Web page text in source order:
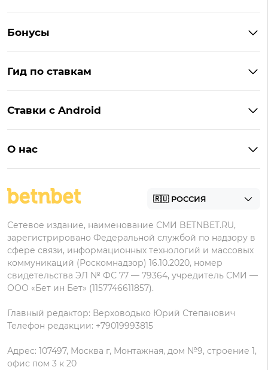
BetBoom
Пари
Леон
Zenit
Бонусы
Бонусы BetBoom
Бонусы Леон
Гид по ставкам
БК для ставок с мобильного
Ставки с Android
Фонбет на Андроид
Олимп на Андроид
О нас
Пользовательское соглашение
данных
Сетевое издание, наименование СМИ BETNBET.RU,
зарегистрировано Федеральной службой по надзору в
сфере связи, информационных технологий и массовых
коммуникаций (Роскомнадзор) 16.10.2020, номер
свидетельства ЭЛ № ФС 77 — 79364, учредитель СМИ —
ООО «Бет ин Бет» (1157746611857).
Главный редактор: Верховодько Юрий Степанович
Телефон редакции: +79019993815
Адрес: 107497, Москва г, Монтажная, дом №9, строение 1,
офис пом 3 к 20